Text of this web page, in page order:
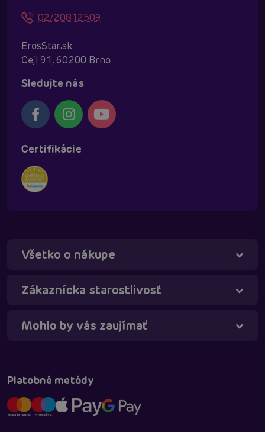
02/20812509
ErosStar.sk
Cejl 91, 60200 Brno
Sledujte nás
Certifikácie
Všetko o nákupe
Zákaznícka starostlivosť
Mohlo by vás zaujímať
Platobné metódy
Táňa - virtuálna asistentka